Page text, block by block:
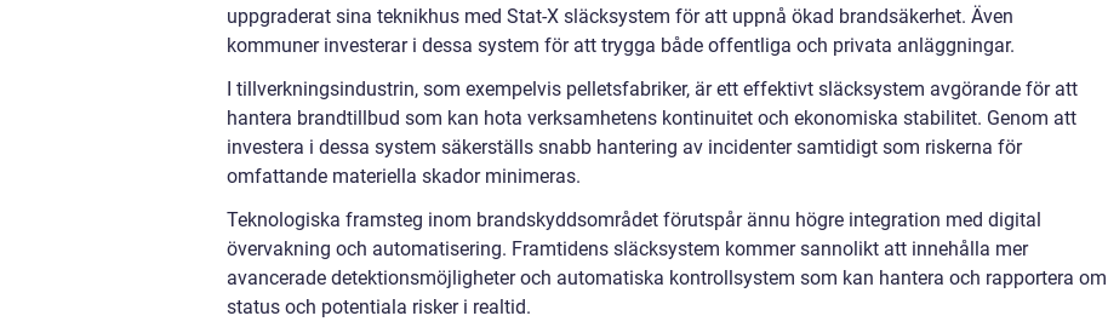
uppgraderat sina teknikhus med Stat-X släcksystem för att uppnå ökad brandsäkerhet. Även
kommuner investerar i dessa system för att trygga både offentliga och privata anläggningar.
I tillverkningsindustrin, som exempelvis pelletsfabriker, är ett effektivt släcksystem avgörande för att
hantera brandtillbud som kan hota verksamhetens kontinuitet och ekonomiska stabilitet. Genom att
investera i dessa system säkerställs snabb hantering av incidenter samtidigt som riskerna för
omfattande materiella skador minimeras.
Teknologiska framsteg inom brandskyddsområdet förutspår ännu högre integration med digital
övervakning och automatisering. Framtidens släcksystem kommer sannolikt att innehålla mer
avancerade detektionsmöjligheter och automatiska kontrollsystem som kan hantera och rapportera om
status och potentiala risker i realtid.